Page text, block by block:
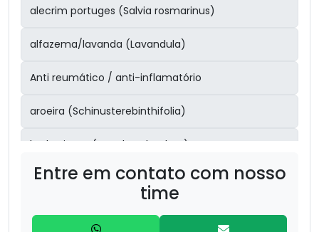
alecrim portuges (Salvia rosmarinus)
alfazema/lavanda (Lavandula)
Anti reumático / anti-inflamatório
aroeira (Schinusterebinthifolia)
barbatimão (Stryphnodendron)
Boldo (Peumus boldus) – 30g
bronquite/sinusite
Entre em contato com nosso
time